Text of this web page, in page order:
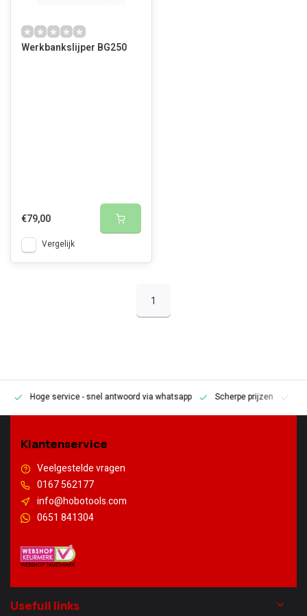
Werkbankslijper BG250
€79,00
Vergelijk
1
Hoge service- snel antwoord via whatsapp Scherpe prijzen
Klantenservice
Veelgestelde vragen
0167 562177
info@hobotools.com
0651 841304
Usefull links